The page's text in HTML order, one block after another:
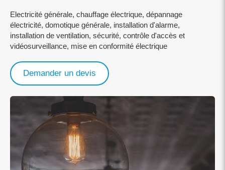
Electricité générale, chauffage électrique, dépannage
électricité, domotique générale, installation d'alarme,
installation de ventilation, sécurité, contrôle d'accès et
vidéosurveillance, mise en conformité électrique
Demander un devis